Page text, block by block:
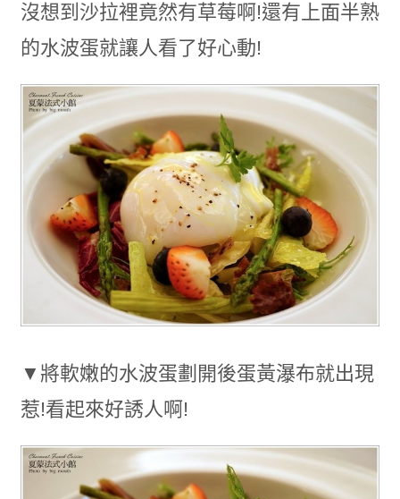
沒想到沙拉裡竟然有草莓啊!還有上面半熟
的水波蛋就讓人看了好心動!
▼將軟嫩的水波蛋劃開後蛋黃瀑布就出現
惹!看起來好誘人啊!